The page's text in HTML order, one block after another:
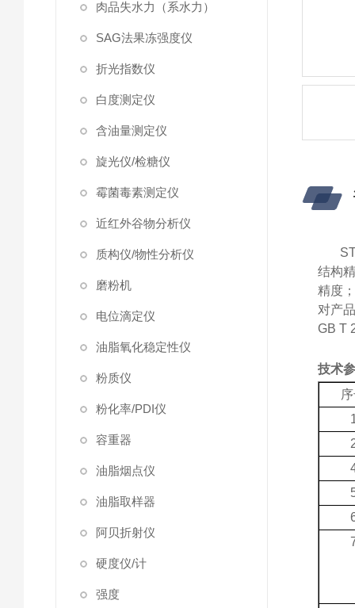
肉品失水力（系水力）
SAG法果冻强度仪
折光指数仪
白度测定仪
含油量测定仪
旋光仪/检糖仪
霉菌毒素测定仪
近红外谷物分析仪
质构仪/物性分析仪
磨粉机
电位滴定仪
油脂氧化稳定性仪
粉质仪
粉化率/PDI仪
容重器
油脂烟点仪
油脂取样器
阿贝折射仪
硬度仪/计
强度
结构
精度
对产
GB T
技术